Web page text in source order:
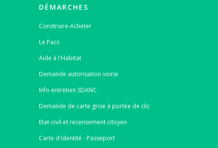
DÉMARCHES
Construire-Acheter
Le Pacs
Aide à l'Habitat
Demande autorisation voirie
Info entretien SDANC
Demande de carte grise à portée de clic
Etat-civil et recensement citoyen
Carte d'identité - Passeport